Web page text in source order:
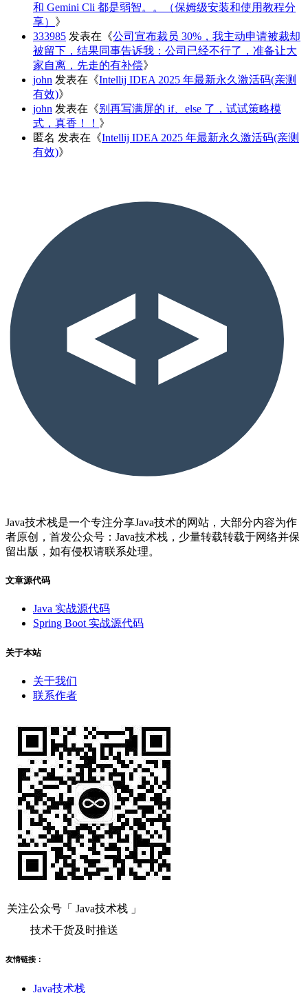
和 Gemini Cli 都是弱智。。（保姆级安装和使用教程分
享） 》
333985 发表在《公司宣布裁员 30%，我主动申请被裁却
被留下，结果同事告诉我：公司已经不行了，准备让大
家自离，先走的有补偿》
john 发表在《Intellij IDEA 2025 年最新永久激活码(亲测
有效)》
john 发表在《别再写满屏的 if、else 了，试试策略模
式，真香！！ 》
匿名 发表在《Intellij IDEA 2025 年最新永久激活码(亲测
有效)》
Java技术栈是一个专注分享Java技术的网站，大部分内容为作
者原创，首发公众号：Java技术栈，少量转载转载于网络并保
留出版，如有侵权请联系处理。
文章源代码
Java 实战源代码
Spring Boot 实战源代码
关于本站
关于我们
联系作者
关注公众号「 Java技术栈 」
技术干货及时推送
友情链接：
Java技术栈